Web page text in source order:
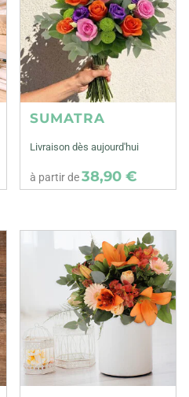
SUMATRA
Livraison dès aujourd'hui
à partir de38,90 €